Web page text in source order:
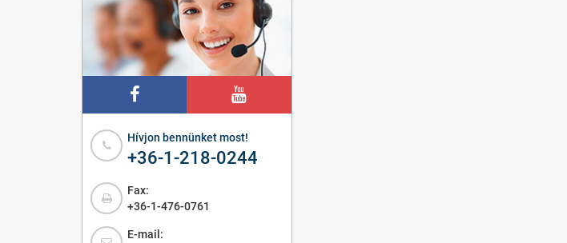
Hívjon bennünket most!
+36-1-218-0244
Fax:
+36-1-476-0761
E-mail: